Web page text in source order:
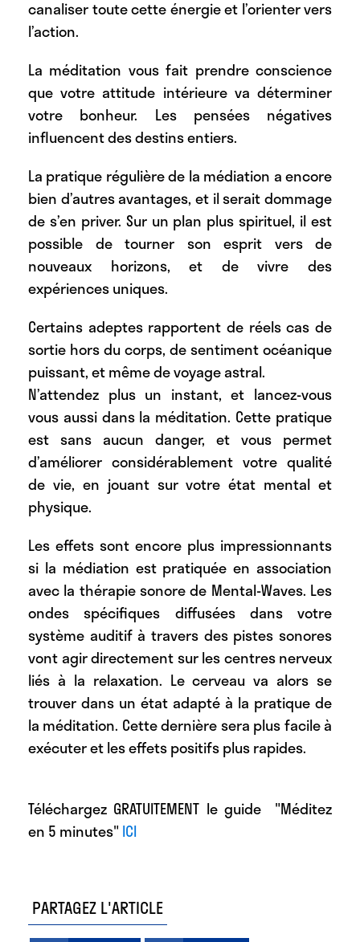
canaliser toute cette énergie et l’orienter vers
l’action.
La méditation vous fait prendre conscience
que votre attitude intérieure va déterminer
votre bonheur. Les pensées négatives
influencent des destins entiers.
La pratique régulière de la médiation a encore
bien d’autres avantages, et il serait dommage
de s’en priver. Sur un plan plus spirituel, il est
possible de tourner son esprit vers de
nouveaux horizons, et de vivre des
expériences uniques.
Certains adeptes rapportent de réels cas de
sortie hors du corps, de sentiment océanique
puissant, et même de voyage astral.
N’attendez plus un instant, et lancez-vous
vous aussi dans la méditation. Cette pratique
est sans aucun danger, et vous permet
d’améliorer considérablement votre qualité
de vie, en jouant sur votre état mental et
physique.
Les effets sont encore plus impressionnants
si la médiation est pratiquée en association
avec la thérapie sonore de Mental-Waves. Les
ondes spécifiques diffusées dans votre
système auditif à travers des pistes sonores
vont agir directement sur les centres nerveux
liés à la relaxation. Le cerveau va alors se
trouver dans un état adapté à la pratique de
la méditation. Cette dernière sera plus facile à
exécuter et les effets positifs plus rapides.
Téléchargez GRATUITEMENT le guide "Méditez
en 5 minutes"ICI
PARTAGEZ L'ARTICLE